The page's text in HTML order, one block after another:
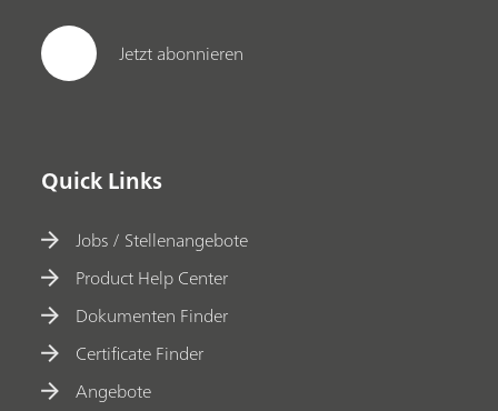
Jetzt abonnieren
Quick Links
Jobs / Stellenangebote
Product Help Center
Dokumenten Finder
Certificate Finder
Angebote